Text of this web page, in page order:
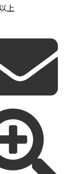
上